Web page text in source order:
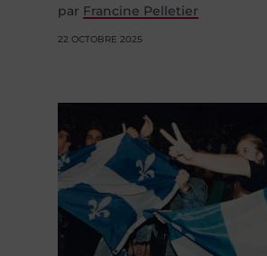
par Francine Pelletier
22 OCTOBRE 2025